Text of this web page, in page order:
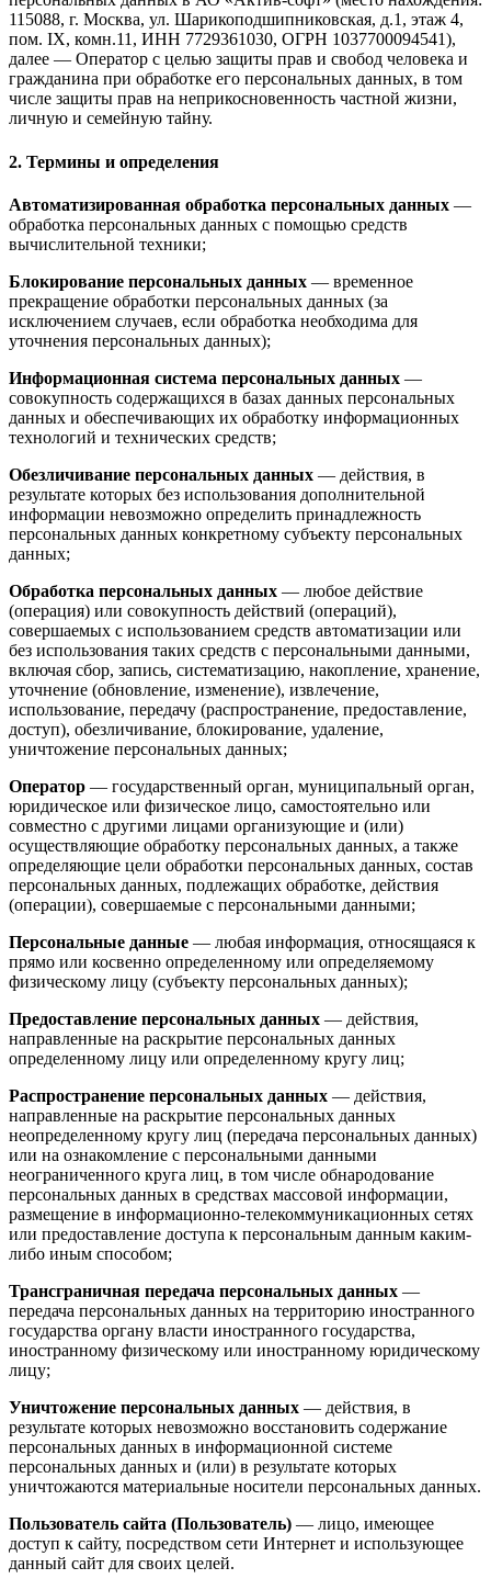
115088, г. Москва, ул. Шарикоподшипниковская, д.1, этаж 4,
пом. IX, комн.11, ИНН 7729361030, ОГРН 1037700094541),
далее — Оператор с целью защиты прав и свобод человека и
гражданина при обработке его персональных данных, в том
числе защиты прав на неприкосновенность частной жизни,
личную и семейную тайну.
2. Термины и определения
Автоматизированная обработка персональных данных —
обработка персональных данных с помощью средств
вычислительной техники;
Блокирование персональных данных — временное
прекращение обработки персональных данных (за
исключением случаев, если обработка необходима для
уточнения персональных данных);
Информационная система персональных данных —
совокупность содержащихся в базах данных персональных
данных и обеспечивающих их обработку информационных
технологий и технических средств;
Обезличивание персональных данных — действия, в
результате которых без использования дополнительной
информации невозможно определить принадлежность
персональных данных конкретному субъекту персональных
данных;
Обработка персональных данных — любое действие
(операция) или совокупность действий (операций),
совершаемых с использованием средств автоматизации или
без использования таких средств с персональными данными,
включая сбор, запись, систематизацию, накопление, хранение,
уточнение (обновление, изменение), извлечение,
использование, передачу (распространение, предоставление,
доступ), обезличивание, блокирование, удаление,
уничтожение персональных данных;
Оператор — государственный орган, муниципальный орган,
юридическое или физическое лицо, самостоятельно или
совместно с другими лицами организующие и (или)
осуществляющие обработку персональных данных, а также
определяющие цели обработки персональных данных, состав
персональных данных, подлежащих обработке, действия
(операции), совершаемые с персональными данными;
Персональные данные — любая информация, относящаяся к
прямо или косвенно определенному или определяемому
физическому лицу (субъекту персональных данных);
Предоставление персональных данных — действия,
направленные на раскрытие персональных данных
определенному лицу или определенному кругу лиц;
Распространение персональных данных — действия,
направленные на раскрытие персональных данных
неопределенному кругу лиц (передача персональных данных)
или на ознакомление с персональными данными
неограниченного круга лиц, в том числе обнародование
персональных данных в средствах массовой информации,
размещение в информационно-телекоммуникационных сетях
или предоставление доступа к персональным данным каким-
либо иным способом;
Трансграничная передача персональных данных —
передача персональных данных на территорию иностранного
государства органу власти иностранного государства,
иностранному физическому или иностранному юридическому
лицу;
Уничтожение персональных данных — действия, в
результате которых невозможно восстановить содержание
персональных данных в информационной системе
персональных данных и (или) в результате которых
уничтожаются материальные носители персональных данных.
Пользователь сайта (Пользователь) — лицо, имеющее
доступ к сайту, посредством сети Интернет и использующее
данный сайт для своих целей.